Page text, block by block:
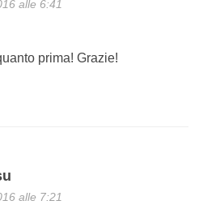
alle 6:41
prima! Grazie!
alle 7:21